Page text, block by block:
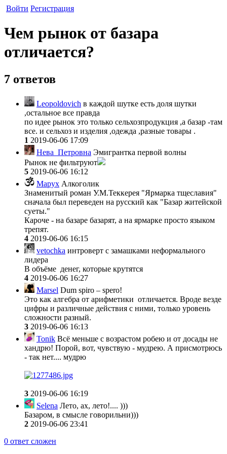
Войти Регистрация
Чем рынок от базара
отличается?
7 ответов
Leopoldovich в каждой шутке есть доля шутки
,остальное все правда
по идее рынок это только сельхозпродукция ,а базар -там
все. и сельхоз и изделия ,одежда ,разные товары .
1 2019-06-06 17:09
Нева_Петровна Эмигрантка первой волны
Рынок не фильтруют
5 2019-06-06 16:12
Mapyx Алкоголик
Знаменитый роман У.М.Теккерея "Ярмарка тщеславия"
сначала был переведен на русский как "Базар житейской
суеты."
Кароче - на базаре базарят, а на ярмарке просто языком
трепят.
4 2019-06-06 16:15
vetochka интроверт с замашками неформального
лидера
В объёме денег, которые крутятся
4 2019-06-06 16:27
Marsel Dum spiro – spero!
Это как алгебра от арифметики отличается. Вроде везде
цифры и различные действия с ними, только уровень
сложности разный.
3 2019-06-06 16:13
Tonik Всё меньше с возрастом робею и от досады не
хандрю! Порой, вот, чувствую - мудрею. А присмотрюсь
- так нет.... мудрю
3 2019-06-06 16:19
Selena Лето, ах, лето!.... )))
Базаром, в смысле говорильни)))
2 2019-06-06 23:41
0 ответ сложен